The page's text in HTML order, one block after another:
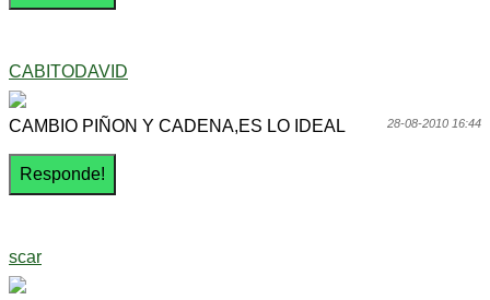
CABITODAVID
28-08-2010 16:44
CAMBIO PIÑON Y CADENA,ES LO IDEAL
scar